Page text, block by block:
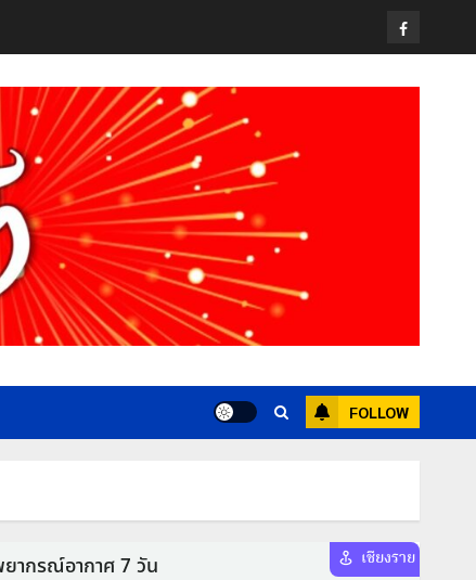
Facebook
FOLLOW